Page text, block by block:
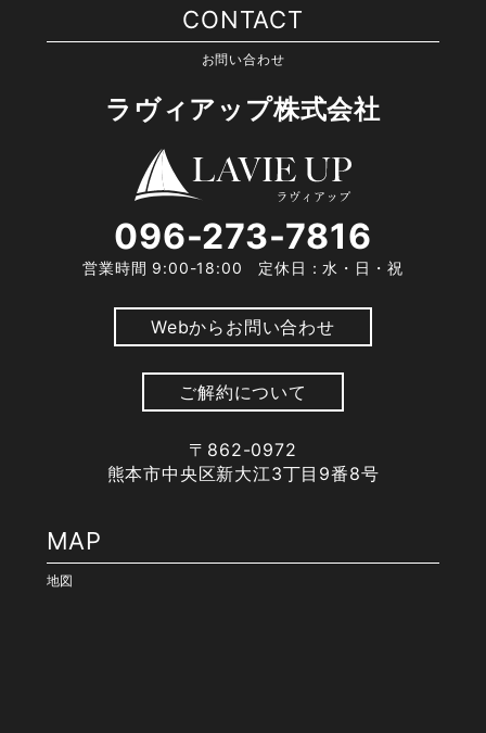
CONTACT
お問い合わせ
ラヴィアップ株式会社
096-273-7816
営業時間 9:00-18:00 定休日：水・日・祝
Webからお問い合わせ
ご解約について
〒862-0972
熊本市中央区新大江3丁目9番8号
MAP
地図